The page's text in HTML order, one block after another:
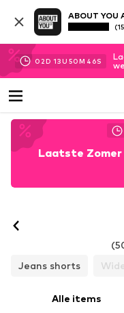
ABOUT YOU
02D 13U 50M 43S
Laatste
Jeans shorts
Alle items